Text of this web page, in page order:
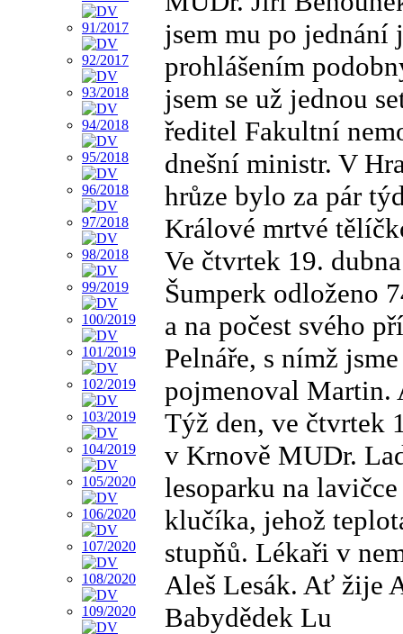
jsem mu po jednání
prohlášením
jsem se už jednou
ředitel Fakultní
dnešní ministr. V
hrůze bylo za pár
Králové mrtvé
Ve čtvrtek 19.
Šumperk odloženo
a na počest svého
Pelnáře, s nímž
pojmenoval
Týž den, ve čtvrtek
v Krnově MUDr.
lesoparku na
klučíka, jehož
stupňů. Lékaři v
Aleš Lesák. Ať žije
Babydědek Lu